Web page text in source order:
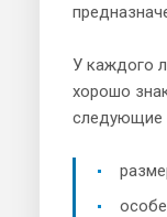
У каждого
хорошо
следующие